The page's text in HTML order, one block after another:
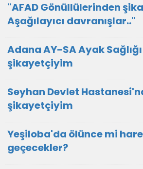
"AFAD Gönüllülerinden
Aşağılayıcı davranışlar.."
Adana AY-SA Ayak
şikayetçiyim
Seyhan Devlet
şikayetçiyim
Yeşiloba'da ölünce mi
geçecekler?